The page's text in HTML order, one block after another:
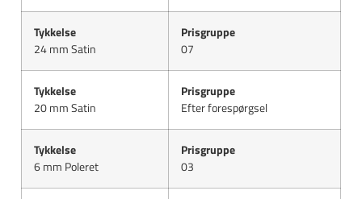
Tykkelse
24 mm Satin
Prisgruppe
07
Tykkelse
20 mm Satin
Prisgruppe
Efter forespørgsel
Tykkelse
6 mm Poleret
Prisgruppe
03